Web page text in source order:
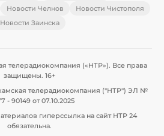
Новости Челнов
Новости Чистополя
Новости Заинска
телерадиокомпания («НТР»). Все права
защищены. 16+
телерадиокомпания ("НТР") ЭЛ №
- 90149 от 07.10.2025
гиперссылка на сайт НТР 24
обязательна.